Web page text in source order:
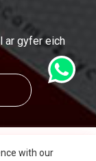
ar gyfer eich
with our